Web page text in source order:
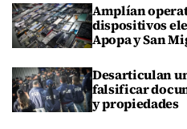
Amplían
dispositivos
Apopa y San
Desarticulan
falsificar
y propiedades